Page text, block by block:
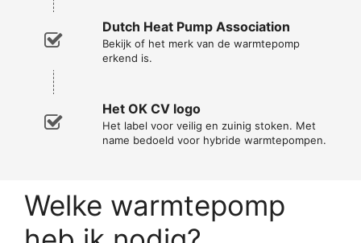
Dutch Heat Pump Association
Bekijk of het merk van de warmtepomp
erkend is.
Het OK CV logo
Het label voor veilig en zuinig stoken. Met
name bedoeld voor hybride warmtepompen.
Welke warmtepomp